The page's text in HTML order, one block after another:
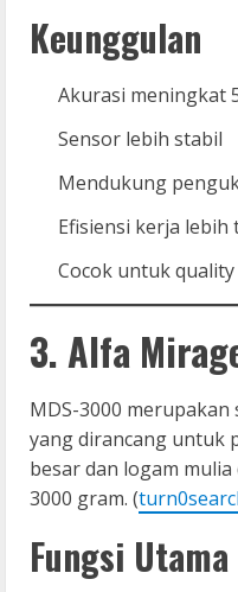
Keunggulan
Akurasi meningkat
Sensor lebih stabil
Mendukung
Efisiensi kerja lebih
Cocok untuk
3. Alfa
MDS-3000
yang dirancang untuk
besar dan logam
3000 gram. (
Fungsi Utama